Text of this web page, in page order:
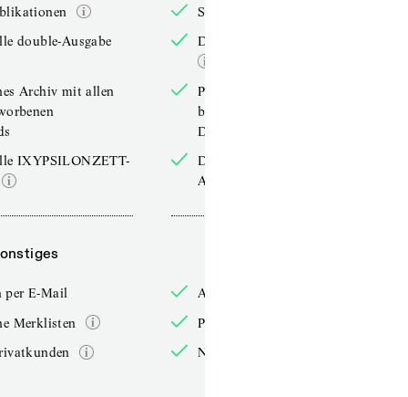
double-Ausgabe
Archiv mit allen
IXYPSILONZETT-
per E-Mail
Merklisten
Sonderpublikationen
Die aktuelle double-Ausgabe
Persönliches Archiv mit allen
bereits erworbenen
Downloads
Die aktuelle IXYPSILONZETT-
Ausgabe
Anmelden per E-Mail
Persönliche Merklisten
Nur für Privatkunden